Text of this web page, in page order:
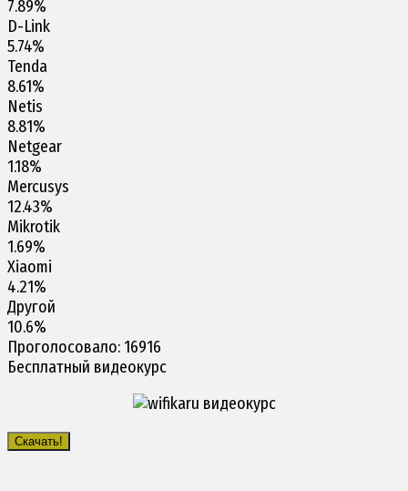
7.89%
D-Link
5.74%
Tenda
8.61%
Netis
8.81%
Netgear
1.18%
Mercusys
12.43%
Mikrotik
1.69%
Xiaomi
4.21%
Другой
10.6%
Проголосовало: 16916
Бесплатный видеокурс
Скачать!